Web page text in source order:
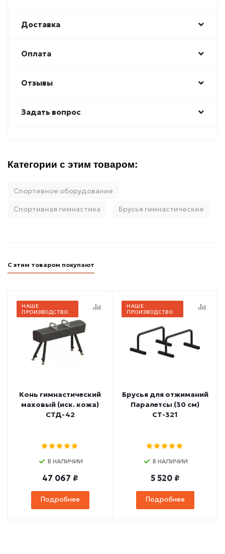
Доставка
Оплата
Отзывы
Задать вопрос
Категории с этим товаром:
Спортивное оборудование
Спортивная гимнастика
Брусья гимнастические
С этим товаром покупают
НАШЕ
ПРОИЗВОДСТВО
Конь гимнастический
маховый (иск. кожа)
СТД-42
В НАЛИЧИИ
47 067 ₽
Подробнее
НАШЕ
ПРОИЗВОДСТВО
Брусья для отжиманий
Паралетсы (30 см)
СТ-321
В НАЛИЧИИ
5 520 ₽
Подробнее